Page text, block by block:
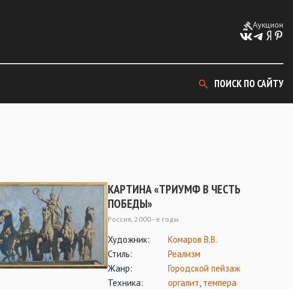
Аукцион
ПОИСК ПО САЙТУ
КАРТИНА «ТРИУМФ В ЧЕСТЬ
ПОБЕДЫ»
Россия, 2000 - е годы
Художник:
Комаров В.В.
Стиль:
Реализм
Жанр:
Городской пейзаж
Техника:
оргалит, темпера